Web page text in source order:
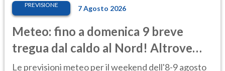
PREVISIONE 7 Agosto 2026
Meteo: fino a domenica 9 breve
tregua dal caldo al Nord! Altrove
calura e afa
Le previsioni meteo per il weekend dell'8-9 agosto